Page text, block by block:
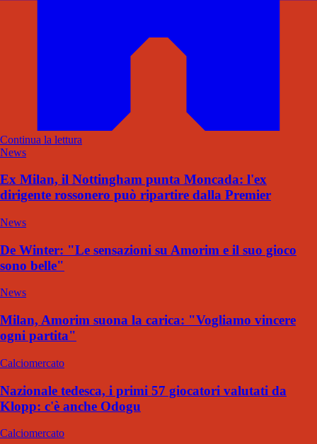
Continua la lettura
News
Ex Milan, il Nottingham punta Moncada: l'ex
dirigente rossonero può ripartire dalla Premier
News
De Winter: "Le sensazioni su Amorim e il suo gioco
sono belle"
News
Milan, Amorim suona la carica: "Vogliamo vincere
ogni partita"
Calciomercato
Nazionale tedesca, i primi 57 giocatori valutati da
Klopp: c'è anche Odogu
Calciomercato